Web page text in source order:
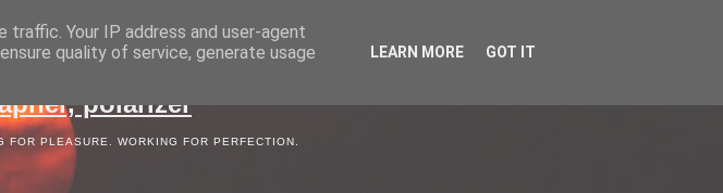
polarizer
PLEASURE. WORKING FOR PERFECTION.
Your IP address and user-agent
quality of service, generate usage
LEARN MORE GOT IT